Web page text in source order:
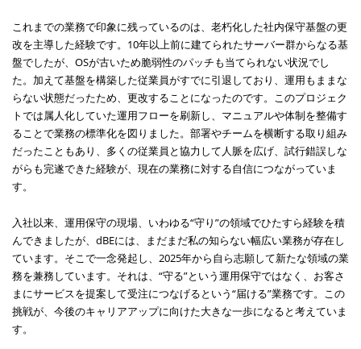
これまでの業務で印象に残っているのは、老朽化した社内保守基盤の更
改を主導した経験です。10年以上前に建てられたサーバー群からなる基
盤でしたが、OSが古いため脆弱性のパッチも当てられない状況でし
た。加えて基盤を構築した従業員がすでに引退しており、運用もままな
らない状態だったため、更改することになったのです。このプロジェク
トでは属人化していた運用フローを刷新し、マニュアルや体制を整備す
ることで業務の標準化を図りました。部署やチームを横断する取り組み
だったこともあり、多くの従業員と協力して人脈を広げ、試行錯誤しな
がらも完遂できた経験が、現在の業務に対する自信につながっていま
す。
入社以来、運用保守の現場、いわゆる“守り”の領域でひたすら経験を積
んできましたが、dBEには、まだまだ私の知らない幅広い業務が存在し
ています。そこで一念発起し、2025年から自ら志願して新たな領域の業
務を兼務しています。それは、“守る”という運用保守ではなく、お客さ
まにサービスを提案して受注につなげるという“届ける”業務です。この
挑戦が、今後のキャリアアップに向けた大きな一歩になると考えていま
す。